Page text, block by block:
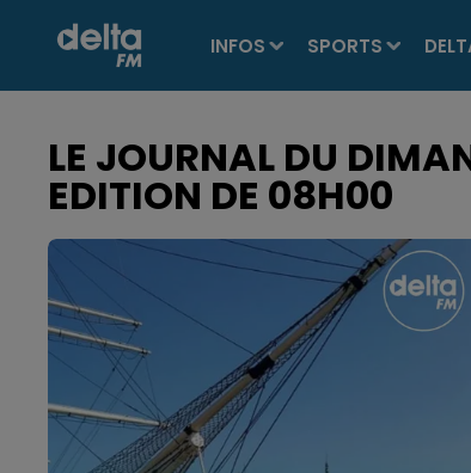
INFOS SPORTS
LE JOURNAL DU
EDITION DE 08H00